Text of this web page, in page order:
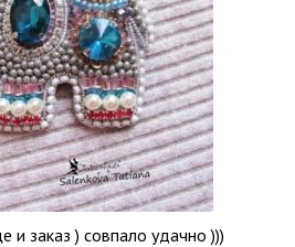
и заказ ) совпало удачно )))